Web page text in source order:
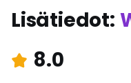
Lisätiedot:
8.0